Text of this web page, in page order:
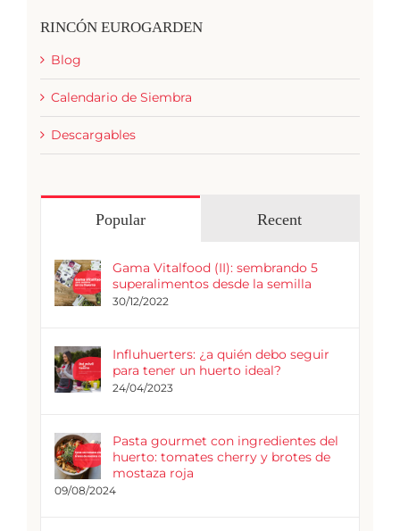
RINCÓN EUROGARDEN
Blog
Calendario de Siembra
Descargables
Popular Recent
Gama Vitalfood (II): sembrando 5
superalimentos desde la semilla
30/12/2022
Influhuerters: ¿a quién debo seguir
para tener un huerto ideal?
24/04/2023
Pasta gourmet con ingredientes del
huerto: tomates cherry y brotes de
mostaza roja
09/08/2024